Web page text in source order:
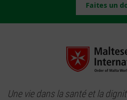
Faites un
Une vie dans la santé et la